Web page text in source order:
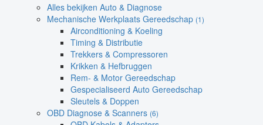
Alles bekijken Auto & Diagnose
Mechanische Werkplaats Gereedschap (1)
Airconditioning & Koeling
Timing & Distributie
Trekkers & Compressoren
Krikken & Hefbruggen
Rem- & Motor Gereedschap
Gespecialiseerd Auto Gereedschap
Sleutels & Doppen
OBD Diagnose & Scanners (6)